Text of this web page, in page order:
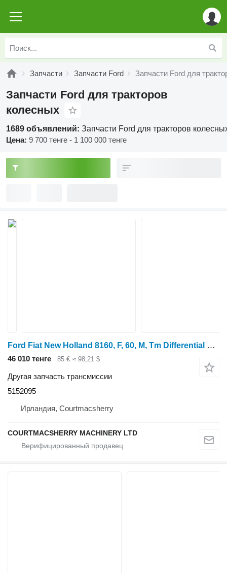
Запчасти Запчасти Ford Запчасти Ford для
Запчасти Ford для тракторов
колесных
1689 объявлений: Запчасти Ford для тракторов
Цена: 9 700 тенге - 1 100 000 тенге
Ford Fiat New Holland 8160, F, 60, M, Tm Differential Bracket Suppor 5152095 для трактора колесного
46 010 тенге 85 € ≈ 98,21 $
Другая запчасть трансмиссии
5152095
Ирландия, Courtmacsherry
COURTMACSHERRY MACHINERY LTD